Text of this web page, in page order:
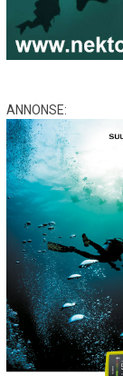
ANNONSE: